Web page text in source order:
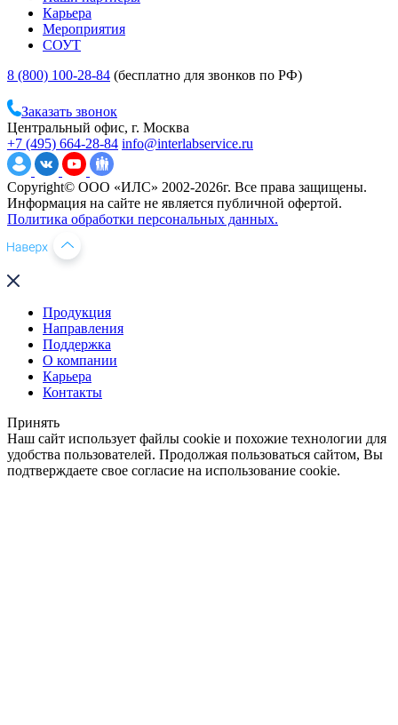
Карьера
Мероприятия
СОУТ
8 (800) 100-28-84 (бесплатно для звонков по РФ)
Заказать звонок
Центральный офис, г. Москва
+7 (495) 664-28-84 info@interlabservice.ru
Copyright© ООО «ИЛС» 2002-2026г. Все права защищены.
Информация на сайте не является публичной офертой.
Политика обработки персональных данных.
Продукция
Направления
Поддержка
О компании
Карьера
Контакты
Принять
Наш сайт использует файлы cookie и похожие технологии для
удобства пользователей. Продолжая пользоваться сайтом, Вы
подтверждаете свое согласие на использование cookie.